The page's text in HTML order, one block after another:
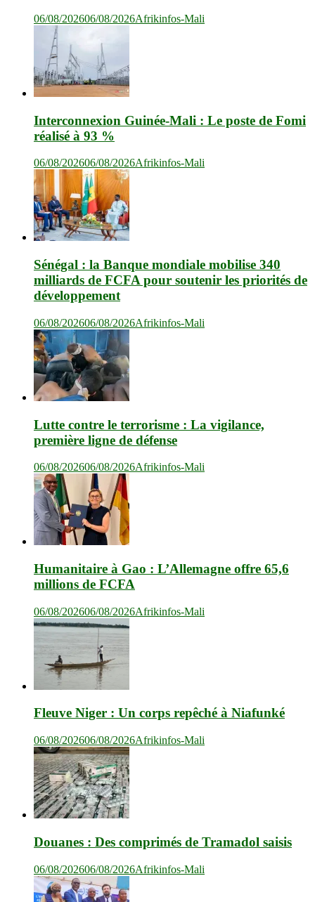
06/08/202606/08/2026Afrikinfos-Mali
Interconnexion Guinée-Mali : Le poste de Fomi
réalisé à 93 %
06/08/202606/08/2026Afrikinfos-Mali
Sénégal : la Banque mondiale mobilise 340
milliards de FCFA pour soutenir les priorités de
développement
06/08/202606/08/2026Afrikinfos-Mali
Lutte contre le terrorisme : La vigilance,
première ligne de défense
06/08/202606/08/2026Afrikinfos-Mali
Humanitaire à Gao : L’Allemagne offre 65,6
millions de FCFA
06/08/202606/08/2026Afrikinfos-Mali
Fleuve Niger : Un corps repêché à Niafunké
06/08/202606/08/2026Afrikinfos-Mali
Douanes : Des comprimés de Tramadol saisis
06/08/202606/08/2026Afrikinfos-Mali